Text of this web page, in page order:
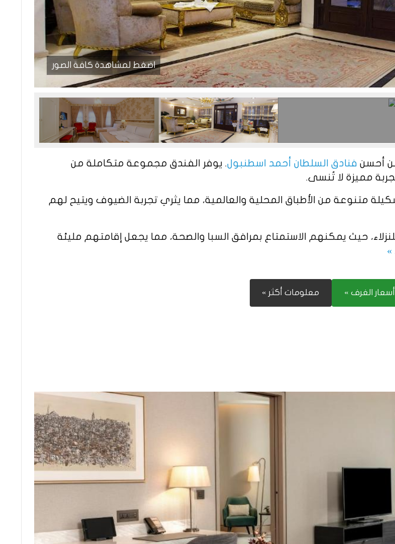
اضغط لمشاهدة كافة الصور
أحسن فنادق السلطان أحمد اسطنبول. يوفر الفندق مجموعة متكاملة من
مميزة لا تُنسى.
متنوعة من الأطباق المحلية والعالمية، مما يثري تجربة الضيوف ويتيح لهم
حيث يمكنهم الاستمتاع بمرافق السبا والصحة، مما يجعل إقامتهم مليئة
»
الغرف » معلومات أكثر »